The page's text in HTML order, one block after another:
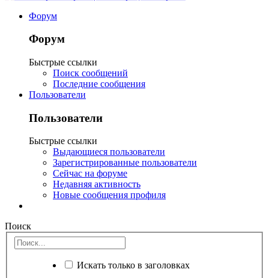
Форум
Форум
Быстрые ссылки
Поиск сообщений
Последние сообщения
Пользователи
Пользователи
Быстрые ссылки
Выдающиеся пользователи
Зарегистрированные пользователи
Сейчас на форуме
Недавняя активность
Новые сообщения профиля
Поиск
Искать только в заголовках